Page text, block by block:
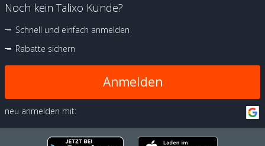
Noch kein Talixo Kunde?
Schnell und einfach anmelden
Rabatte sichern
Anmelden
neu anmelden mit: